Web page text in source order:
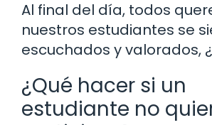
Al final del día, todos
nuestros estudiantes se
escuchados y valorados,
¿Qué hacer si un
estudiante no